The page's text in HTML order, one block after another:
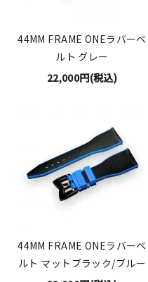
44MM FRAME ONEラバーベ
ルト グレー
22,000円(税込)
44MM FRAME ONEラバーベ
ルト マットブラック/ブルー